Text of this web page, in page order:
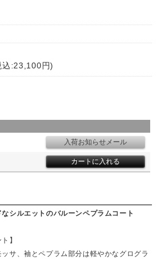
込:23,100円)
シルエットのバルーンペプラムコート
】
サ、袖とペプラム部分は軽やかなグログラ